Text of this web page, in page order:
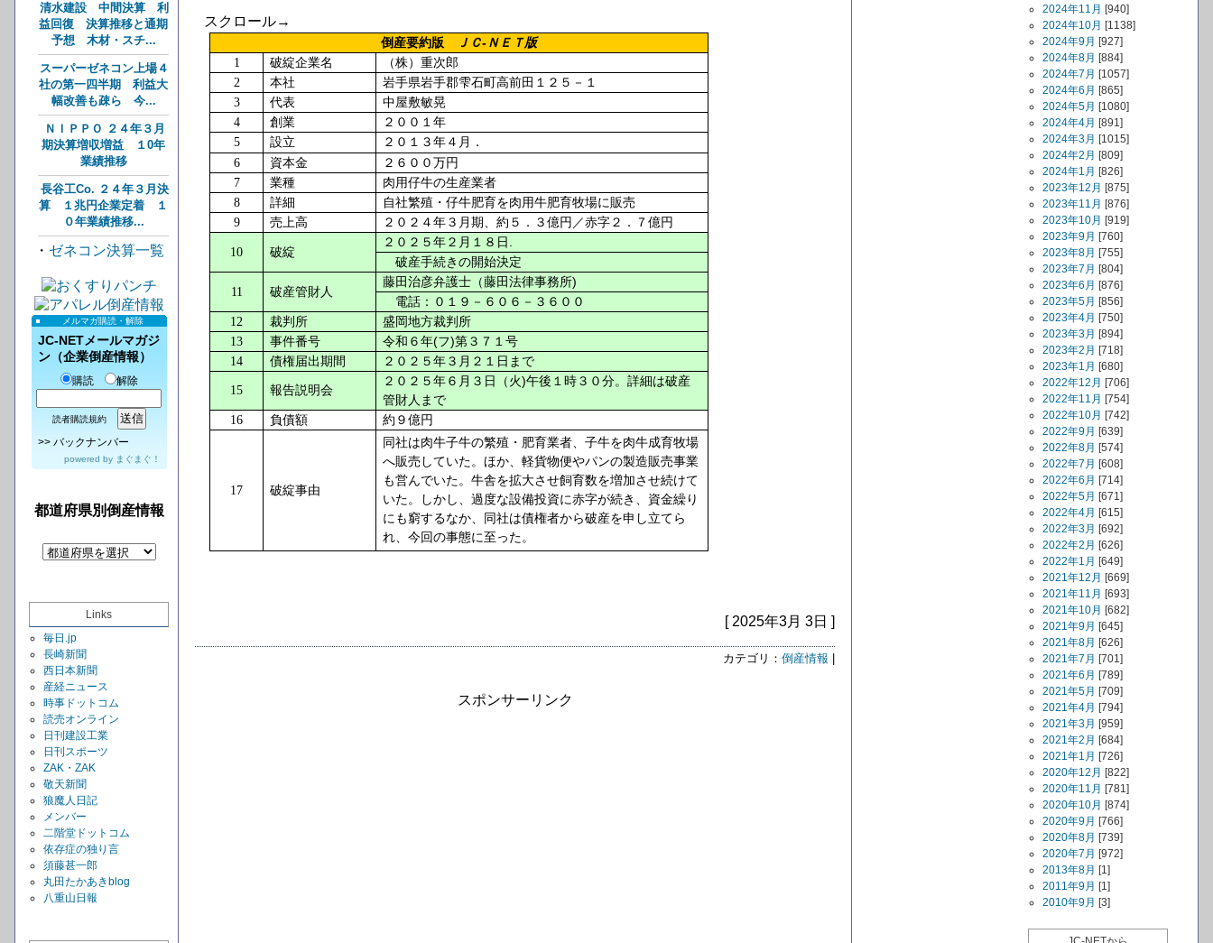
清水建設 中間決算 利
益回復 決算推移と通期
予想 木材・スチ...
スーパーゼネコン上場４
社の第一四半期 利益大
幅改善も疎ら 今...
ＮＩＰＰＯ ２４年３月
期決算増収増益 １0年
業績推移
長谷工Co. ２４年３月決
算 １兆円企業定着 １
０年業績推移...
・ ゼネコン決算一覧
メルマガ購読・解除
JC-NETメールマガジ
ン（企業倒産情報）
購読 解除
読者購読規約
>> バックナンバー
powered by まぐまぐ！
都道府県別倒産情報
Links
毎日.jp
長崎新聞
西日本新聞
産経ニュース
時事ドットコム
読売オンライン
日刊建設工業
日刊スポーツ
ZAK・ZAK
敬天新聞
狼魔人日記
メンバー
二階堂ドットコム
依存症の独り言
須藤甚一郎
丸田たかあきblog
八重山日報
スクロール→
倒産要約版 ＪＣ-ＮＥＴ版
1 破綻企業名
（株）重次郎
2
本社
岩手県岩手郡雫石町高前田１２５－１
3
代表
中屋敷敏晃
4
創業
２００１年
5
設立
２０１３年４月．
6
資本金
２６００万円
7
業種
肉用仔牛の生産業者
8
詳細
自社繁殖・仔牛肥育を肉用牛肥育牧場に販売
9
売上高 ２０２４年３月期、約５．３億円／赤字２．７億円
10 破綻
２０２５年２月１８日
破産手続きの開始決定
11 破産管財人
藤田治彦弁護士（藤田法律事務所)
電話：０１９－６０６－３６００
12
裁判所
盛岡地方裁判所
13
事件番号 令和６年(フ)第３７１号
14
債権届出期間 ２０２５年３月２１日まで
15 報告説明会
２０２５年６月３日（火)午後１時３０分。詳細は破産
管財人まで
16
負債額 約９億円
17 破綻事由
同社は肉牛子牛の繁殖・肥育業者、子牛を肉牛成育牧場
へ販売していた。ほか、軽貨物便やパンの製造販売事業
も営んでいた。牛舎を拡大させ飼育数を増加させ続けて
いた。しかし、過度な設備投資に赤字が続き、資金繰り
にも窮するなか、同社は債権者から破産を申し立てら
れ、今回の事態に至った。
[ 2025年3月 3日 ]
カテゴリ： 倒産情報
スポンサーリンク
2024年11月 [940]
2024年10月 [1138]
2024年9月 [927]
2024年8月 [884]
2024年7月 [1057]
2024年6月 [865]
2024年5月 [1080]
2024年4月 [891]
2024年3月 [1015]
2024年2月 [809]
2024年1月 [826]
2023年12月 [875]
2023年11月 [876]
2023年10月 [919]
2023年9月 [760]
2023年8月 [755]
2023年7月 [804]
2023年6月 [876]
2023年5月 [856]
2023年4月 [750]
2023年3月 [894]
2023年2月 [718]
2023年1月 [680]
2022年12月 [706]
2022年11月 [754]
2022年10月 [742]
2022年9月 [639]
2022年8月 [574]
2022年7月 [608]
2022年6月 [714]
2022年5月 [671]
2022年4月 [615]
2022年3月 [692]
2022年2月 [626]
2022年1月 [649]
2021年12月 [669]
2021年11月 [693]
2021年10月 [682]
2021年9月 [645]
2021年8月 [626]
2021年7月 [701]
2021年6月 [789]
2021年5月 [709]
2021年4月 [794]
2021年3月 [959]
2021年2月 [684]
2021年1月 [726]
2020年12月 [822]
2020年11月 [781]
2020年10月 [874]
2020年9月 [766]
2020年8月 [739]
2020年7月 [972]
2013年8月 [1]
2011年9月 [1]
2010年9月 [3]